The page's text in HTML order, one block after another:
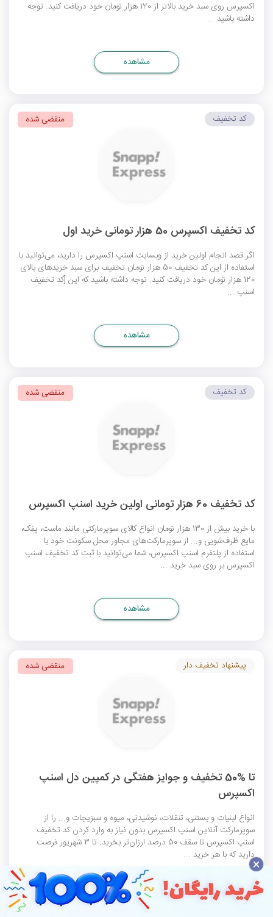
اکسپرس
روی سبد خرید بالاتر از 120 هزار تومان خود دریافت کنید. توجه
داشته باشید ...
مشاهده
کد تخفیف اکسپرس 50 هزار تومانی خرید اول
اگر قصد انجام اولین خرید از وبسایت اسنپ اکسپرس را دارید، می‌توانید با
استفاده از این کد تخفیف 50 هزار تومان تخفیف برای سبد خریدهای بالای
120 هزار تومان خود دریافت کنید. توجه داشته باشید که این [کد تخفیف
اسنپ ...
کد تخفیف منقضی شده
مشاهده
کد تخفیف 60 هزار تومانی اولین خرید اسنپ اکسپرس
با خرید بیش از 130 هزار تومان انواع کالای سوپرمارکتی مانند ماست، پفک،
مایع ظرف‌شویی و... از سوپرمارکت‌های مجاور محل سکونت خود با
استفاده از پلتفرم اسنپ اکسپرس، شما می‌توانید با ثبتکد تخفیف اسنپ
اکسپرس بر روی سبد خرید ...
کد تخفیف منقضی شده
مشاهده
تا %50 تخفیف و جوایز هفتگی در کمپین دل اسنپ
اکسپرس
انواع لبنیات و بستنی، تنقلات، نوشیدنی، میوه و سبزیجات و... را از
سوپرمارکت آنلاین اسنپ اکسپرس بدون نیاز به وارد کردنکد تخفیف
اسنپ اکسپرس
تا سقف 50 درصد ارزان‌تر بخرید. تا 3 شهریور فرصت
دارید که با هر خرید ...
پیشنهاد تخفیف دار منقضی شده
مشاهده
×